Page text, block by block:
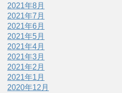
2021年8月
2021年7月
2021年6月
2021年5月
2021年4月
2021年3月
2021年2月
2021年1月
2020年12月